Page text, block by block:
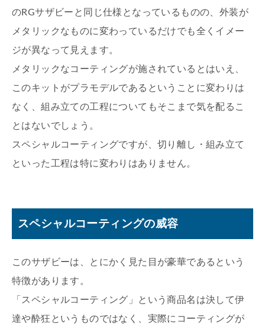
のRGサザビーと同じ仕様となっているものの、外装が
メタリックなものに変わっているだけでも全くイメー
ジが異なって見えます。
メタリックなコーティングが施されているとはいえ、
このキットがプラモデルであるということに変わりは
なく、組み立ての工程についてもそこまで気を配るこ
とはないでしょう。
スペシャルコーティングですが、切り離し・組み立て
といった工程は特に変わりはありません。
スペシャルコーティングの威容
このサザビーは、とにかく見た目が豪華であるという
特徴があります。
「スペシャルコーティング」という商品名は決して伊
達や酔狂というものではなく、実際にコーティングが